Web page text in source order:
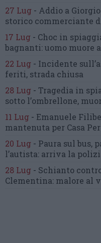
27 Lug - Addio a
storico commerciante
17 Lug - Choc in
bagnanti:uomo muore
22 Lug - Incidente
feriti, strada chiusa
28 Lug - Tragedia in
sotto l’ombrellone,
11 Lug - Emanuele
mantenuta per Casa
20 Lug - Paura sul bus,
l’autista: arriva la
28 Lug - Schianto
Clementina: malore al